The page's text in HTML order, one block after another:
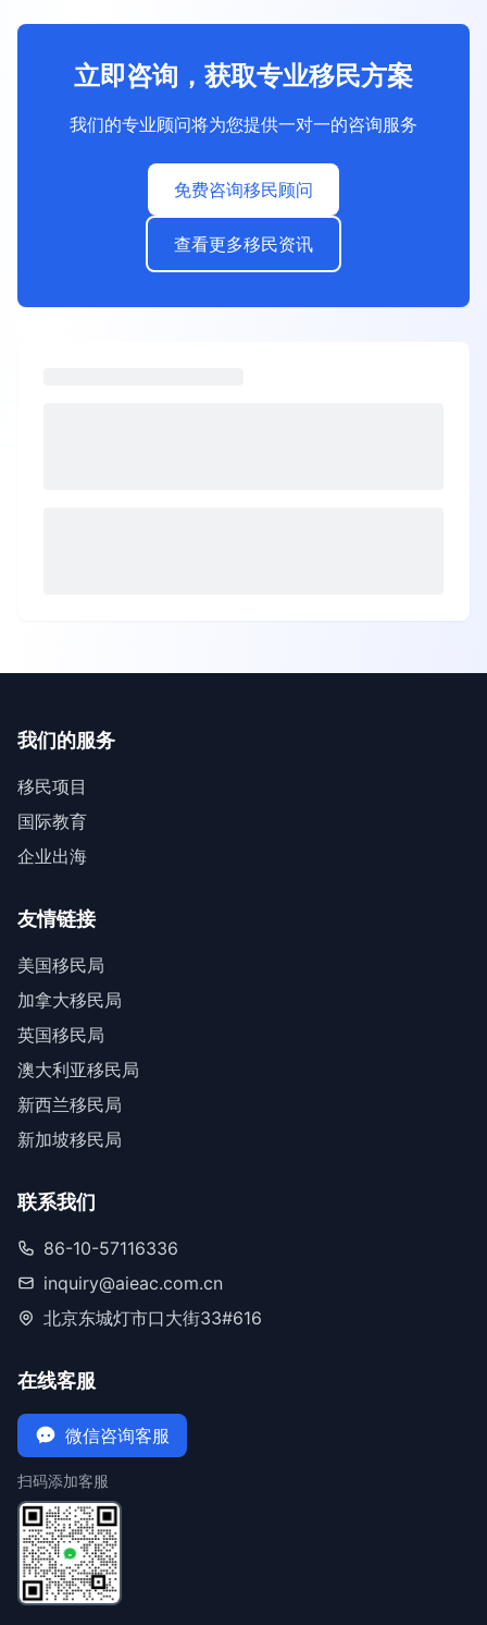
立即咨询，获取专业移民方案
我们的专业顾问将为您提供一对一的咨询服务
免费咨询移民顾问
查看更多移民资讯
我们的服务
移民项目
国际教育
企业出海
友情链接
美国移民局
加拿大移民局
英国移民局
澳大利亚移民局
新西兰移民局
新加坡移民局
联系我们
86-10-57116336
inquiry@aieac.com.cn
北京东城灯市口大街33#616
在线客服
微信咨询客服
扫码添加客服